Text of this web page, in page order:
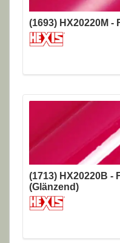
(1693) HX20220M -
(1713) HX20220B -
(Glänzend)